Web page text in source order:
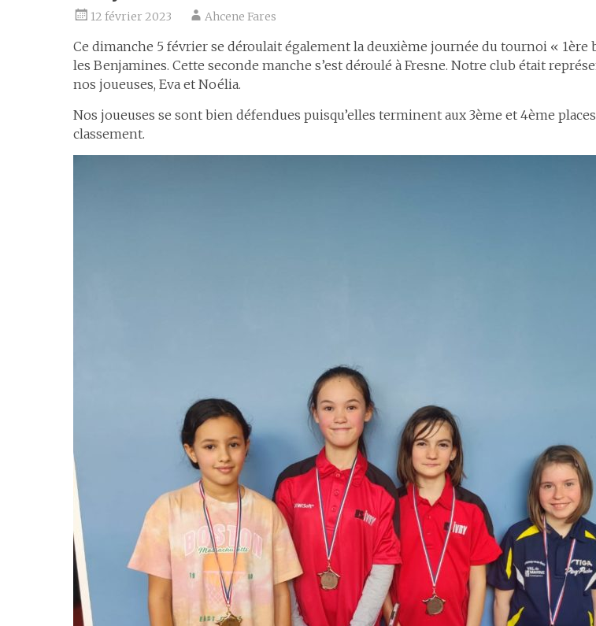
12 février 2023 Ahcene Fares
Ce dimanche 5 février se déroulait également la deuxième journée du tournoi « 1ère
les Benjamines. Cette seconde manche s’est déroulé à Fresne. Notre club était
nos joueuses, Eva et Noélia.
Nos joueuses se sont bien défendues puisqu’elles terminent aux 3ème et 4ème
classement.